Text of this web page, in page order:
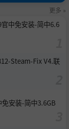
更多 »
中免安装-简中6.6
Steam-Fix V4.联
安装-简中3.6GB